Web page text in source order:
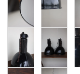
ギャラリー・シーン
納品事例
エキシビジョン・展示会